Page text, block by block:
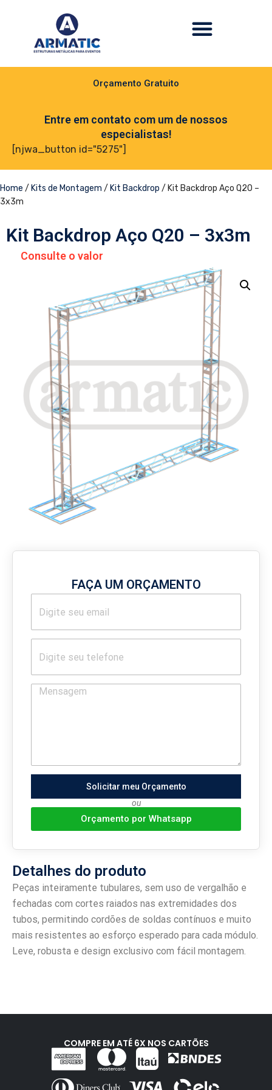
Orçamento Gratuito
Entre em contato com um de nossos
especialistas!
[njwa_button id="5275"]
Home / Kits de Montagem / Kit Backdrop / Kit Backdrop Aço Q20 –
3x3m
Kit Backdrop Aço Q20 – 3x3m
Consulte o valor
FAÇA UM ORÇAMENTO
Solicitar meu Orçamento
ou
Orçamento por Whatsapp
Detalhes do produto
Peças inteiramente tubulares, sem uso de vergalhão e
fechadas com cortes raiados nas extremidades dos
tubos, permitindo cordões de soldas contínuos e muito
mais resistentes ao esforço esperado para cada módulo.
Leve, robusta e design exclusivo com fácil montagem.
COMPRE EM ATÉ 6X NOS CARTÕES